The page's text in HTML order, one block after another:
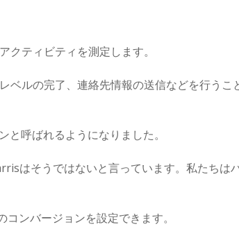
ティビティを測定します。
ベルの完了、連絡先情報の送信などを行うこ
呼ばれるようになりました。
はそうではないと言っています。私たちは
ンバージョンを設定できます。